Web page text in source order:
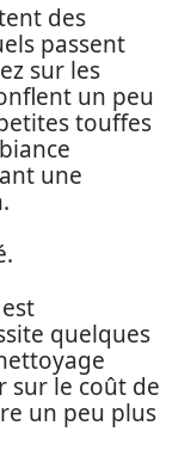
des
passent
sur les
un peu
touffes
une
quelques
sur le coût de
un peu plus